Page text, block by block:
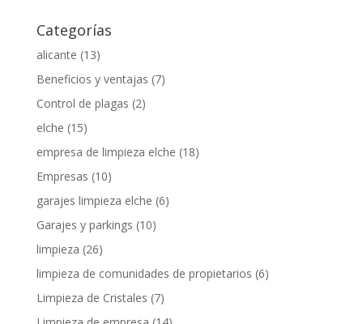
Categorías
alicante (13)
Beneficios y ventajas (7)
Control de plagas (2)
elche (15)
empresa de limpieza elche (18)
Empresas (10)
garajes limpieza elche (6)
Garajes y parkings (10)
limpieza (26)
limpieza de comunidades de propietarios (6)
Limpieza de Cristales (7)